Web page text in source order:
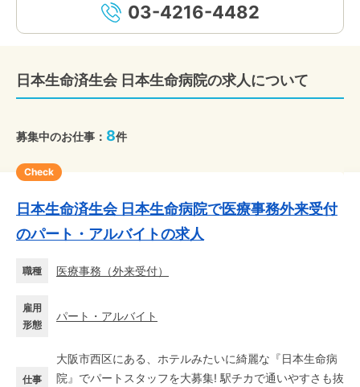
03-4216-4482
日本生命済生会 日本生命病院の求人について
募集中のお仕事： 8件
Check
日本生命済生会 日本生命病院で医療事務外来受付
のパート・アルバイトの求人
職種 医療事務 （外来受付）
雇用
形態
パート・アルバイト
仕事
大阪市西区にある、ホテルみたいに綺麗な『日本生命病
院』でパートスタッフを大募集! 駅チカで通いやすさも抜